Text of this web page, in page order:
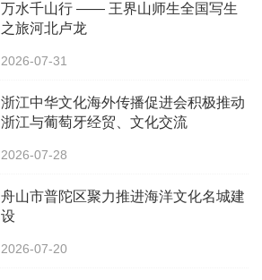
万水千山行 —— 王界山师生全国写生
之旅河北卢龙
2026-07-31
浙江中华文化海外传播促进会积极推动
浙江与葡萄牙经贸、文化交流
2026-07-28
舟山市普陀区聚力推进海洋文化名城建
设
2026-07-20